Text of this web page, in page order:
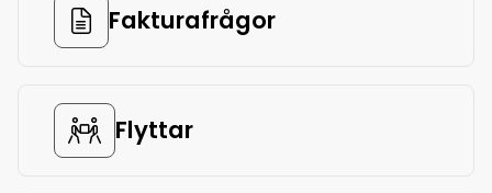
Fakturafrågor
Flyttar